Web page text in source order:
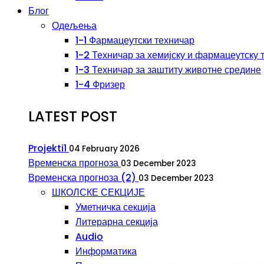
Блог
Одељења
1-1 Фармацеутски техничар
1-2 Техничар за хемијску и фармацеутску
1-3 Техничар за заштиту животне средине
1-4 Фризер
LATEST POST
Projekti1 04 February 2026
Временска прогноза 03 December 2023
Временска прогноза (2) 03 December 2023
ШКОЛСКЕ СЕКЦИЈЕ
Уметничка секција
Литерарна секција
Audio
Информатика